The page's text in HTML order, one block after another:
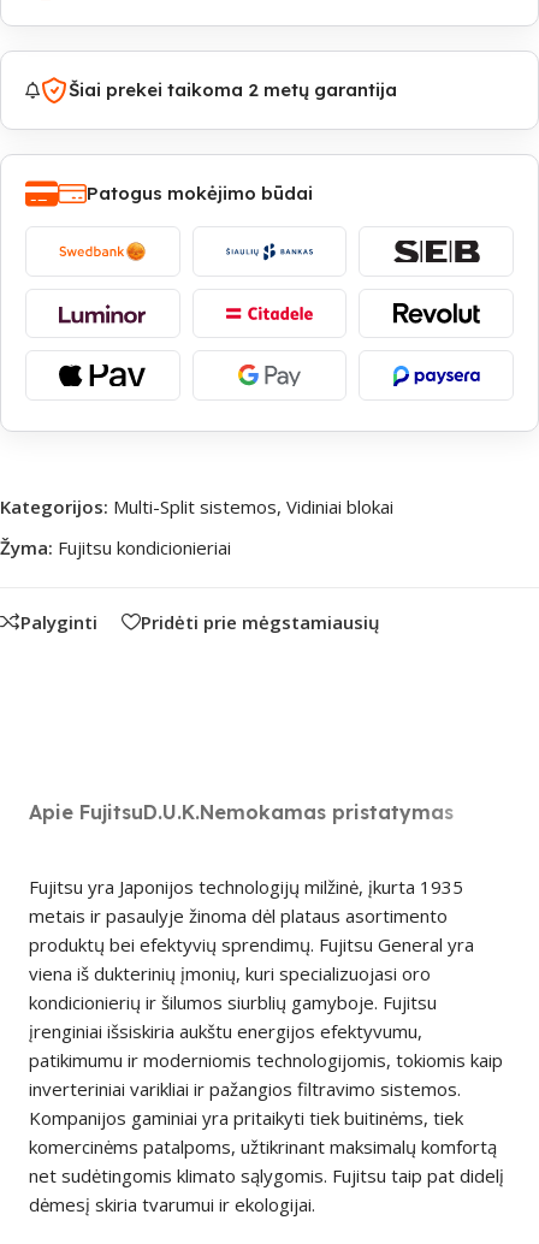
Šiai prekei taikoma 2 metų garantija
Patogus mokėjimo būdai
Kategorijos: Multi-Split sistemos, Vidiniai blokai
Žyma: Fujitsu kondicionieriai
Palyginti Pridėti prie mėgstamiausių
Apie FujitsuD.U.K.Nemokamas pristatymas
Fujitsu yra Japonijos technologijų milžinė, įkurta 1935
metais ir pasaulyje žinoma dėl plataus asortimento
produktų bei efektyvių sprendimų. Fujitsu General yra
viena iš dukterinių įmonių, kuri specializuojasi oro
kondicionierių ir šilumos siurblių gamyboje. Fujitsu
įrenginiai išsiskiria aukštu energijos efektyvumu,
patikimumu ir moderniomis technologijomis, tokiomis kaip
inverteriniai varikliai ir pažangios filtravimo sistemos.
Kompanijos gaminiai yra pritaikyti tiek buitinėms, tiek
komercinėms patalpoms, užtikrinant maksimalų komfortą
net sudėtingomis klimato sąlygomis. Fujitsu taip pat didelį
dėmesį skiria tvarumui ir ekologijai.